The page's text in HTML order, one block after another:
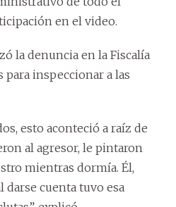
en el video.
la denuncia en la Fiscalía
para inspeccionar a las
esto aconteció a raíz de
al agresor, le pintaron
mientras dormía. Él,
darse cuenta tuvo esa